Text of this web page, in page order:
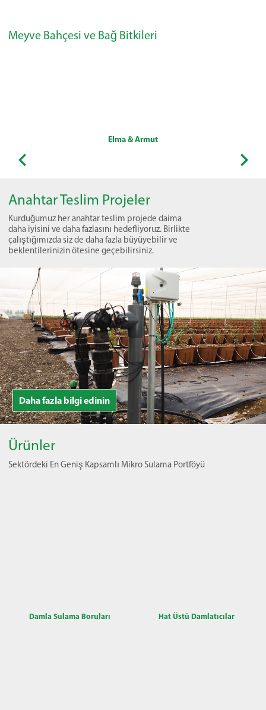
Meyve Bahçesi ve Bağ Bitkileri
Elma & Armut
Anahtar Teslim Projeler
Kurduğumuz her anahtar teslim projede daima
daha iyisini ve daha fazlasını hedefliyoruz. Birlikte
çalıştığımızda siz de daha fazla büyüyebilir ve
beklentilerinizin ötesine geçebilirsiniz.
Daha fazla bilgi edinin
Ürünler
Sektördeki En Geniş Kapsamlı Mikro Sulama Portföyü
Damla Sulama Boruları Hat Üstü Damlatıcılar